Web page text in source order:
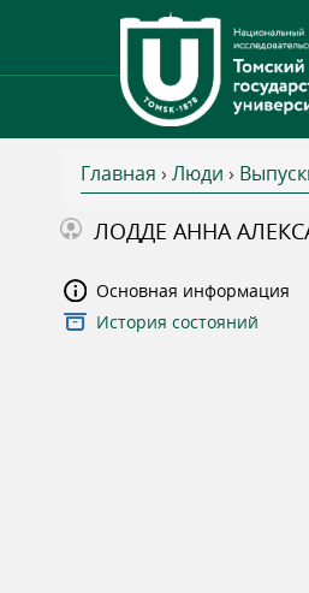
В
ы
з
Главная › Люди ›
ЛОДДЕ АННА
Основная информация
История состояний